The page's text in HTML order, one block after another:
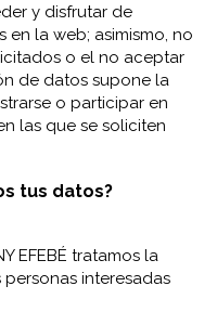
y disfrutar de
la web; asimismo, no
o el no aceptar
de datos supone la
o participar en
las que se soliciten
tus datos?
EFEBÉ tratamos la
interesadas